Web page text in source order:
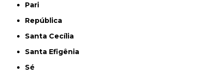
Pari
República
Santa Cecília
Santa Efigênia
Sé